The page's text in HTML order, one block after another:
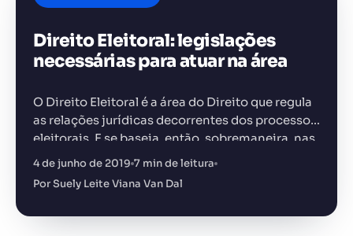
Direito Eleitoral: legislações
necessárias para atuar na área
O Direito Eleitoral é a área do Direito que regula
as relações jurídicas decorrentes dos processos
eleitorais. E se baseia, então, sobremaneira, nas
normas constitucionais sobre as competências
e funções de cada…
4 de junho de 2019 7 min de leitura
Por Suely Leite Viana Van Dal
FERRAMENTA RECOMENDADA PARA ESTE
CONTEÚDO
Tabela de Honorários da OAB
+14.000 juristas